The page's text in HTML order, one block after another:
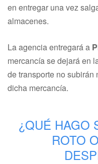
en entregar una vez
almacenes.
La agencia entregará a
mercancía se dejará en
de transporte no
dicha mercancía.
¿QUÉ HAGO
ROTO